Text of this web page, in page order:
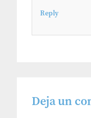
Reply
Deja un